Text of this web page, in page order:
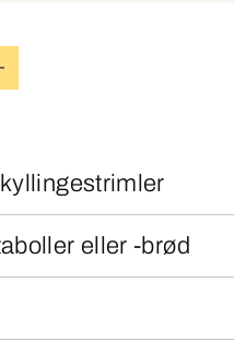
eller -brød